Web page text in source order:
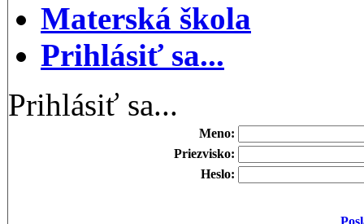
Materská škola
Prihlásiť sa...
Prihlásiť sa...
Meno:
Priezvisko:
Heslo: